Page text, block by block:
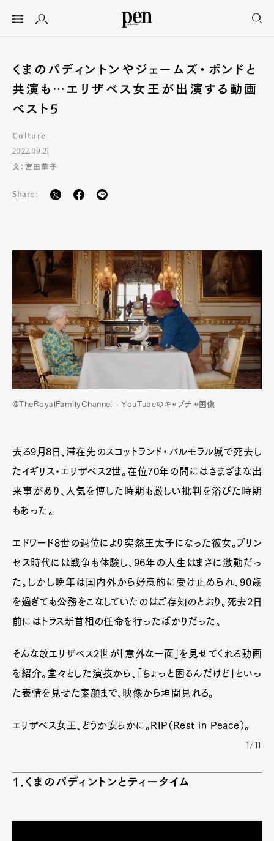
くまのパディントンやジェームズ・ボンドと
共演も…エリザベス女王が出演する動画
ベスト5
Culture
2022.09.21
文：宮田華子
Share:
@TheRoyalFamilyChannel - YouTubeのキャプチャ画像
去る9月8日、滞在先のスコットランド・バルモラル城で死去し
たイギリス・エリザベス2世。在位70年の間にはさまざまな出
来事があり、人気を博した時期も厳しい批判を浴びた時期
もあった。
エドワード8世の退位により突然王太子になった彼女。プリン
セス時代には戦争も体験し、96年の人生はまさに激動だっ
た。しかし晩年は国内外から好意的に受け止められ、90歳
を過ぎても公務をこなしていたのはご存知のとおり。死去2日
前にはトラス新首相の任命を行ったばかりだった。
そんな故エリザベス2世が「意外な一面」を見せてくれる動画
を紹介。堂々とした演技から、「ちょっと困るんだけど」といっ
た表情を見せた素顔まで、映像から垣間見れる。
エリザベス女王、どうか安らかに。RIP（Rest in Peace）。
1/11
1.くまのパディントンとティータイム